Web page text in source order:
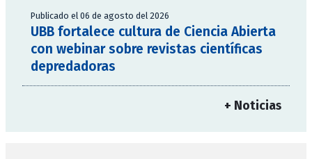
Publicado el 06 de agosto del 2026
UBB fortalece cultura de Ciencia Abierta
con webinar sobre revistas científicas
depredadoras
+ Noticias